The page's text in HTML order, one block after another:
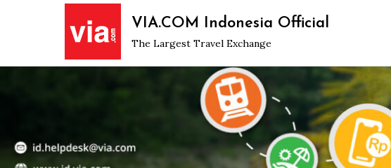
VIA.COM Indonesia Official
The Largest Travel Exchange